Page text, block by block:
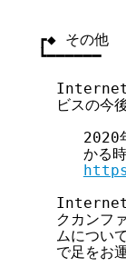
┏◆ その他
┗━━━━━━
Internet
ビスの今
2020
かる
Internet
クカンフ
ムについ
で足をお